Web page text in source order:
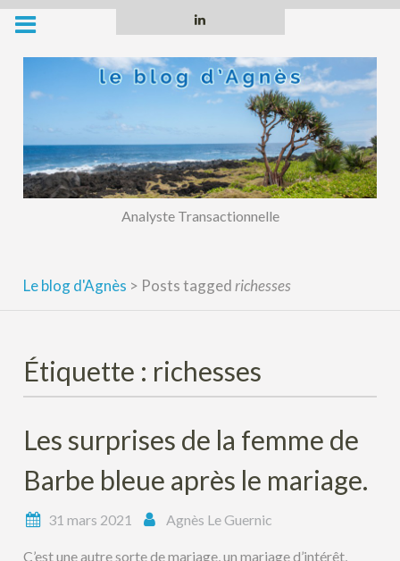
Skip
content
Analyste Transactionnelle
Le blog d'Agnès > Posts taggedrichesses
Étiquette : richesses
Les surprises de la femme de
Barbe bleue après le mariage.
31 mars 2021 Agnès Le Guernic
C’est une autre sorte de mariage, un mariage d’intérêt,